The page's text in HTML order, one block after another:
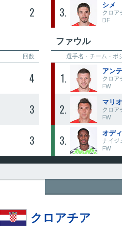
2 3
シメ
クロア
DF
回数
4
3
3
ファウル
選手名・ チーム・ポ
1
アン
クロア
FW
2
マリ
クロア
FW
3
オデ
ナイジ
FW
クロアチア